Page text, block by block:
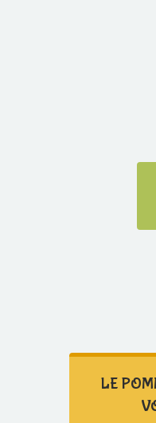
LE